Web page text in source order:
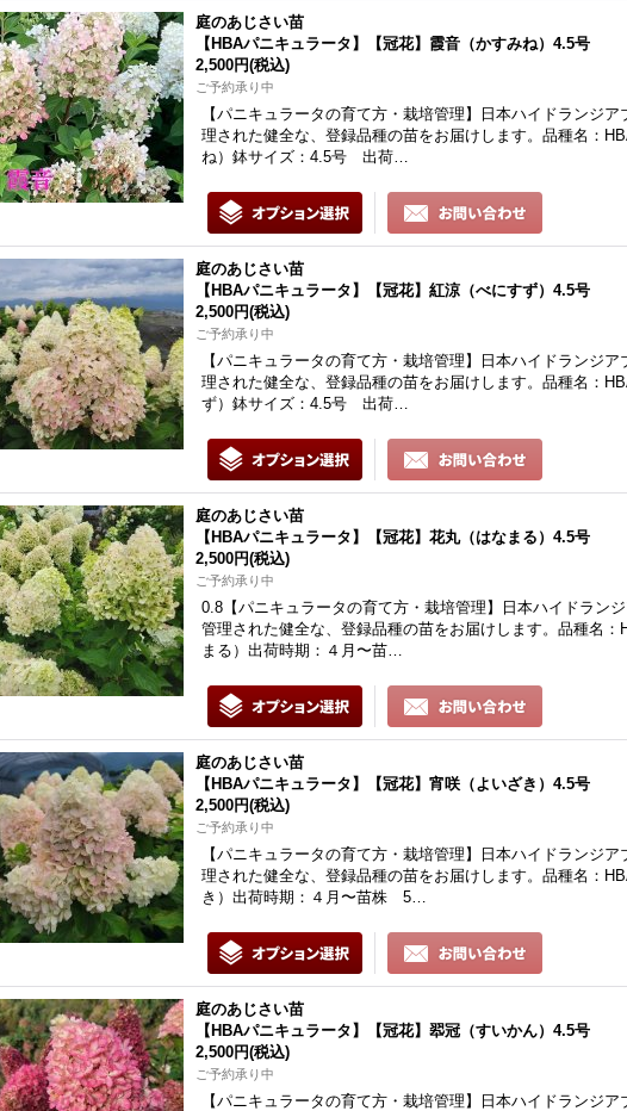
庭のあじさい苗
【HBAパニキュラータ】【冠花】霞音（かすみね）4.5号
2,500円(税込)
ご予約承り中
【パニキュラータの育て方・栽培管理】日本ハイドランジ
理された健全な、登録品種の苗をお届けします。品種名：
ね）鉢サイズ：4.5号 出荷…
庭のあじさい苗
【HBAパニキュラータ】【冠花】紅涼（べにすず）4.5号
2,500円(税込)
ご予約承り中
【パニキュラータの育て方・栽培管理】日本ハイドランジ
理された健全な、登録品種の苗をお届けします。品種名：
ず）鉢サイズ：4.5号 出荷…
庭のあじさい苗
【HBAパニキュラータ】【冠花】花丸（はなまる）4.5号
2,500円(税込)
ご予約承り中
0.8【パニキュラータの育て方・栽培管理】日本ハイドラン
管理された健全な、登録品種の苗をお届けします。品種名
まる）出荷時期：４月〜苗…
庭のあじさい苗
【HBAパニキュラータ】【冠花】宵咲（よいざき）4.5号
2,500円(税込)
ご予約承り中
【パニキュラータの育て方・栽培管理】日本ハイドランジ
理された健全な、登録品種の苗をお届けします。品種名：
き）出荷時期：４月〜苗株 5…
庭のあじさい苗
【HBAパニキュラータ】【冠花】翆冠（すいかん）4.5号
2,500円(税込)
ご予約承り中
【パニキュラータの育て方・栽培管理】日本ハイドランジ